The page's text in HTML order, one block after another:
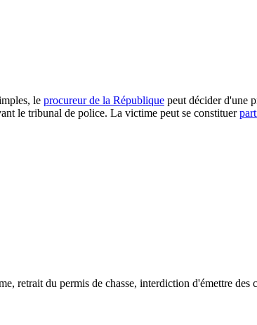
le procureur de la République peut décider d'une
le tribunal de police. La victime peut se constituer
retrait du permis de chasse, interdiction d'émettre des